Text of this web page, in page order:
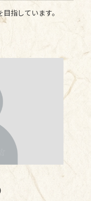
指しています。